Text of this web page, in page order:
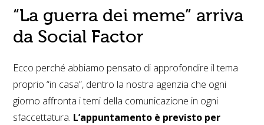
“La guerra dei meme” arriva
da Social Factor
Ecco perché abbiamo pensato di approfondire il tema
proprio “in casa”, dentro la nostra agenzia che ogni
giorno affronta i temi della comunicazione in ogni
sfaccettatura. L’appuntamento è previsto per